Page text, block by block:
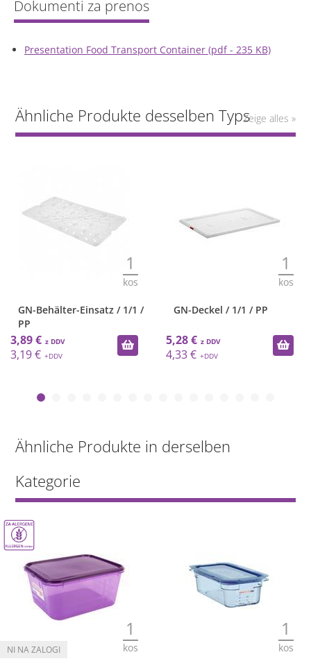
Presentation Food Transport Container (pdf - 235 KB)
Ähnliche Produkte desselben TypsZeige alles »
1
kos
GN-Behälter-Einsatz / 1/1 /
PP
3,89 €
3,19 €
1
kos
GN-Deckel / 1/1 / PP
5,28 €
4,33 €
Ähnliche Produkte in derselben
Kategorie
1
kos
1
kos